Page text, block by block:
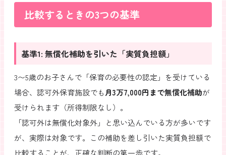
比較するときの3つの基準
基準1: 無償化補助を引いた「実質負担額」
3〜5歳のお子さんで「保育の必要性の認定」を受けている
場合、認可外保育施設でも月3万7,000円まで無償化補助が
受けられます（所得制限なし）。
「認可外は無償化対象外」と思い込んでいる方が多いです
が、実際は対象です。この補助を差し引いた実質負担額で
比較することが、正確な判断の第一歩です。